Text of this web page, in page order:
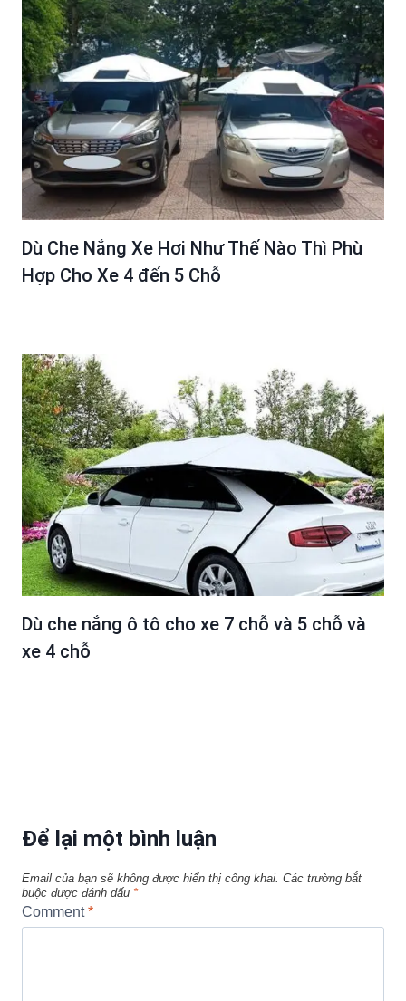
Dù Che Nắng Xe Hơi Như Thế Nào Thì Phù
Hợp Cho Xe 4 đến 5 Chỗ
Dù che nắng ô tô cho xe 7 chỗ và 5 chỗ và
xe 4 chỗ
Để lại một bình luận
Email của bạn sẽ không được hiển thị công khai. Các trường bắt
buộc được đánh dấu *
Comment*